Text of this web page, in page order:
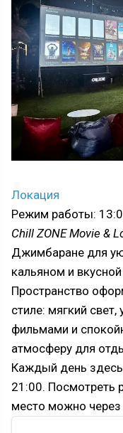
Локация
Режим работы:
Chill ZONE Movie &
Джимбаране для
кальяном и
Пространство
стиле: мягкий
фильмами и
атмосферу для
Каждый день
21:00. Посмотреть
место можно через